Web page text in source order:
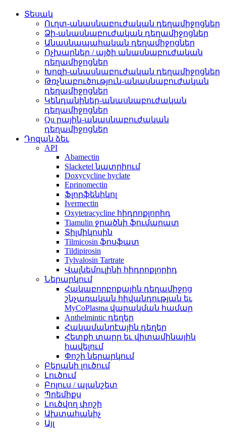
Տեսակ
Ուղտ-անասնաբուժական դեղամիջոցներ
Ձի-անասնաբուժական դեղամիջոցներ
Անասնապահական դեղամիջոցներ
Ոչխարներ / այծի անասնաբուժական
դեղամիջոցներ
Խոզի-անասնաբուժական դեղամիջոցներ
Թռչնաբուծություն-անասնաբուժական
դեղամիջոցներ
Կենդանիներ-անասնաբուժական
դեղամիջոցներ
Qu րային-անասնաբուժական
դեղամիջոցներ
Դոզան ձեւ
API
Abamectin
Slacketel նատրիում
Doxycycline hyclate
Eprinomectin
Ֆլորֆենիկոլ
Ivermectin
Oxytetracycline հիդրոքլորիդ
Tiamulin ջրածնի ֆումարատ
Տիլմիկոսին
Tilmicosin ֆոսֆատ
Tildipirosin
Tylvalosin Tartrate
Վալնեմուլինի հիդրոքլորիդ
Ներարկում
Հակաբորբոքային դեղամիջոց
շնչառական հիվանդության եւ
MyCoPlasma վարակման համար
Anthelmintic դեղեր
Հակամանրէային դեղեր
Հետքի տարր եւ վիտամինային
հավելում
Փոշի ներարկում
Բերանի լուծում
Լուծում
Բոլուս / պլանշետ
Պրեմիքս
Լուծվող փոշի
Ախտահանիչ
Այլ